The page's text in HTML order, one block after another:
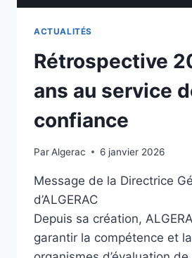
ACTUALITÉS
Rétrospective
ans au service
confiance
ParAlgerac 6 janvier 2026
Message de la Directrice
d’ALGERAC
Depuis sa création,
garantir la compétence et